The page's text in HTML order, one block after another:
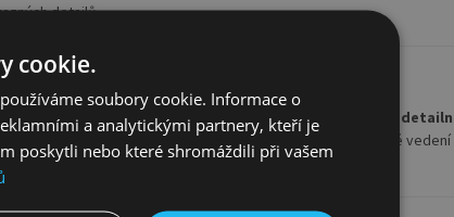
detailů.
tvar se špičkou – univerzální využití
kulatému tvaru zakončenému do špičky je štětec ideální pro
linie
, ale i pro širší tahy a míchání barev. Umožňuje přesné
což oceníte u realistické i expresivní malby.
cookie.
soubory cookie. Informace o
a analytickými partnery, kteří je
poskytli nebo které shromáždili při vašem